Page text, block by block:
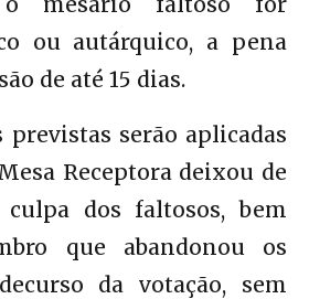
ou autárquico, a pena
de até 15 dias.
previstas serão aplicadas
Receptora deixou de
dos faltosos, bem
que abandonou os
da votação, sem